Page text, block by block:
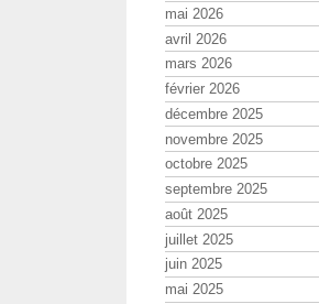
mai 2026
avril 2026
mars 2026
février 2026
décembre 2025
novembre 2025
octobre 2025
septembre 2025
août 2025
juillet 2025
juin 2025
mai 2025